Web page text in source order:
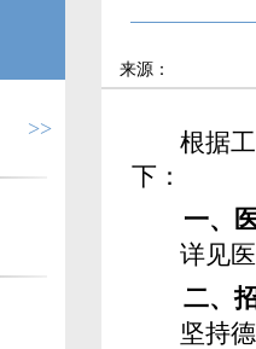
>>
来源：
根据工
下：
一、
详见医
二、
坚持德